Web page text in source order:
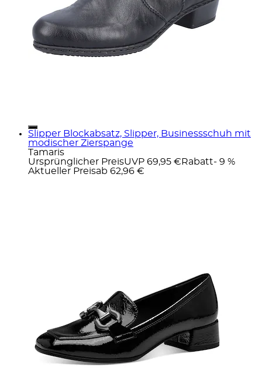
Slipper Blockabsatz, Slipper, Businessschuh mit
modischer Zierspange
Tamaris
Ursprünglicher PreisUVP 69,95 € Rabatt- 9 %
Aktueller Preisab 62,96 €